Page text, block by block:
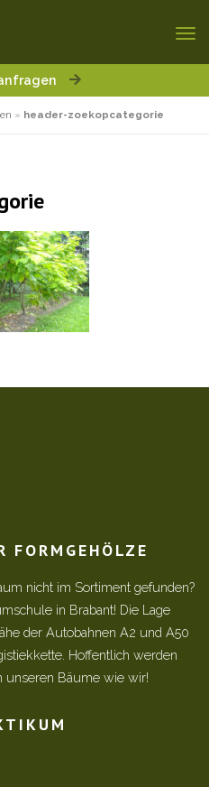
» header-zoekopcategorie
nicht im Sortiment gefunden?
in Brabant! Die Lage
der Autobahnen A2 und A50
Hoffentlich werden
unseren Bäume wie wir!